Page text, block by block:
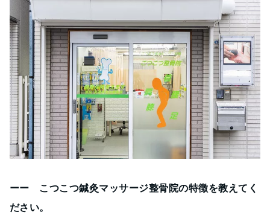
ーー こつこつ鍼灸マッサージ整骨院の特徴を教えてく
ださい。